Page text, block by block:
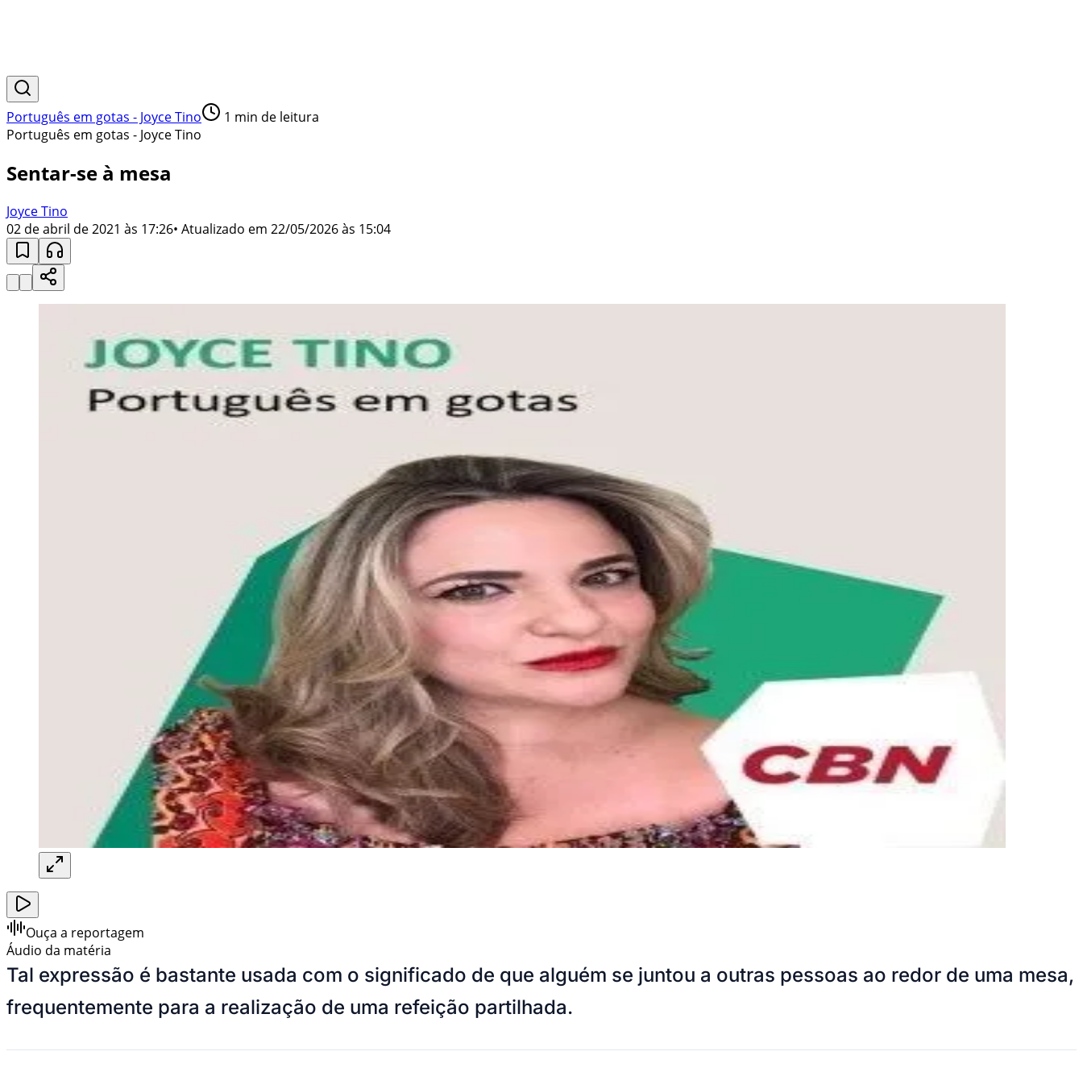
Português em gotas - Joyce Tino 1 min de leitura
Português em gotas - Joyce Tino
Sentar-se à mesa
Joyce Tino
02 de abril de 2021 às 17:26• Atualizado em 22/05/2026 às 15:04
Ouça a reportagem
Áudio da matéria
Tal expressão é bastante usada com o significado de que alguém se juntou a outras pessoas ao redor de uma mesa,
frequentemente para a realização de uma refeição partilhada.